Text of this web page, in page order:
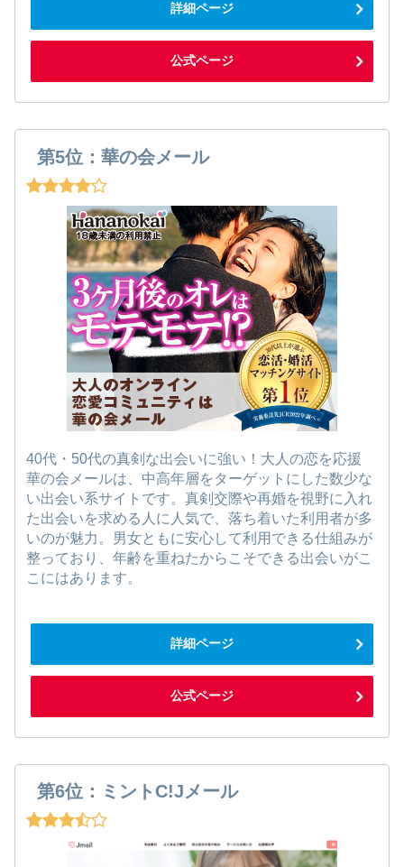
詳細ページ
公式ページ
第5位：華の会メール
40代・50代の真剣な出会いに強い！大人の恋を応援
華の会メールは、中高年層をターゲットにした数少な
い出会い系サイトです。真剣交際や再婚を視野に入れ
た出会いを求める人に人気で、落ち着いた利用者が多
いのが魅力。男女ともに安心して利用できる仕組みが
整っており、年齢を重ねたからこそできる出会いがこ
こにはあります。
詳細ページ
公式ページ
第6位：ミントC!Jメール